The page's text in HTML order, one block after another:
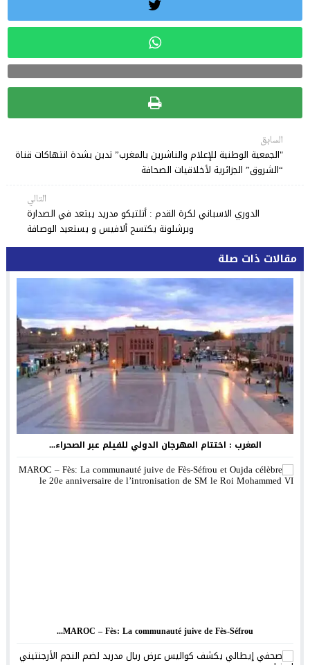
السابق
"الجمعية الوطنية للإعلام والناشرين بالمغرب” تدين بشدة انتهاكات قناة
“الشروق” الجزائرية لأخلاقيات الصحافة
التالي
الدوري الاسباني لكرة القدم : أتلتيكو مدريد يبتعد في الصدارة
وبرشلونة يكتسح ألافيس و يستعيد الوصافة
مقالات ذات صلة
المغرب : اختتام المهرجان الدولي للفيلم عبر الصحراء...
MAROC – Fès: La communauté juive de Fès-Séfrou...